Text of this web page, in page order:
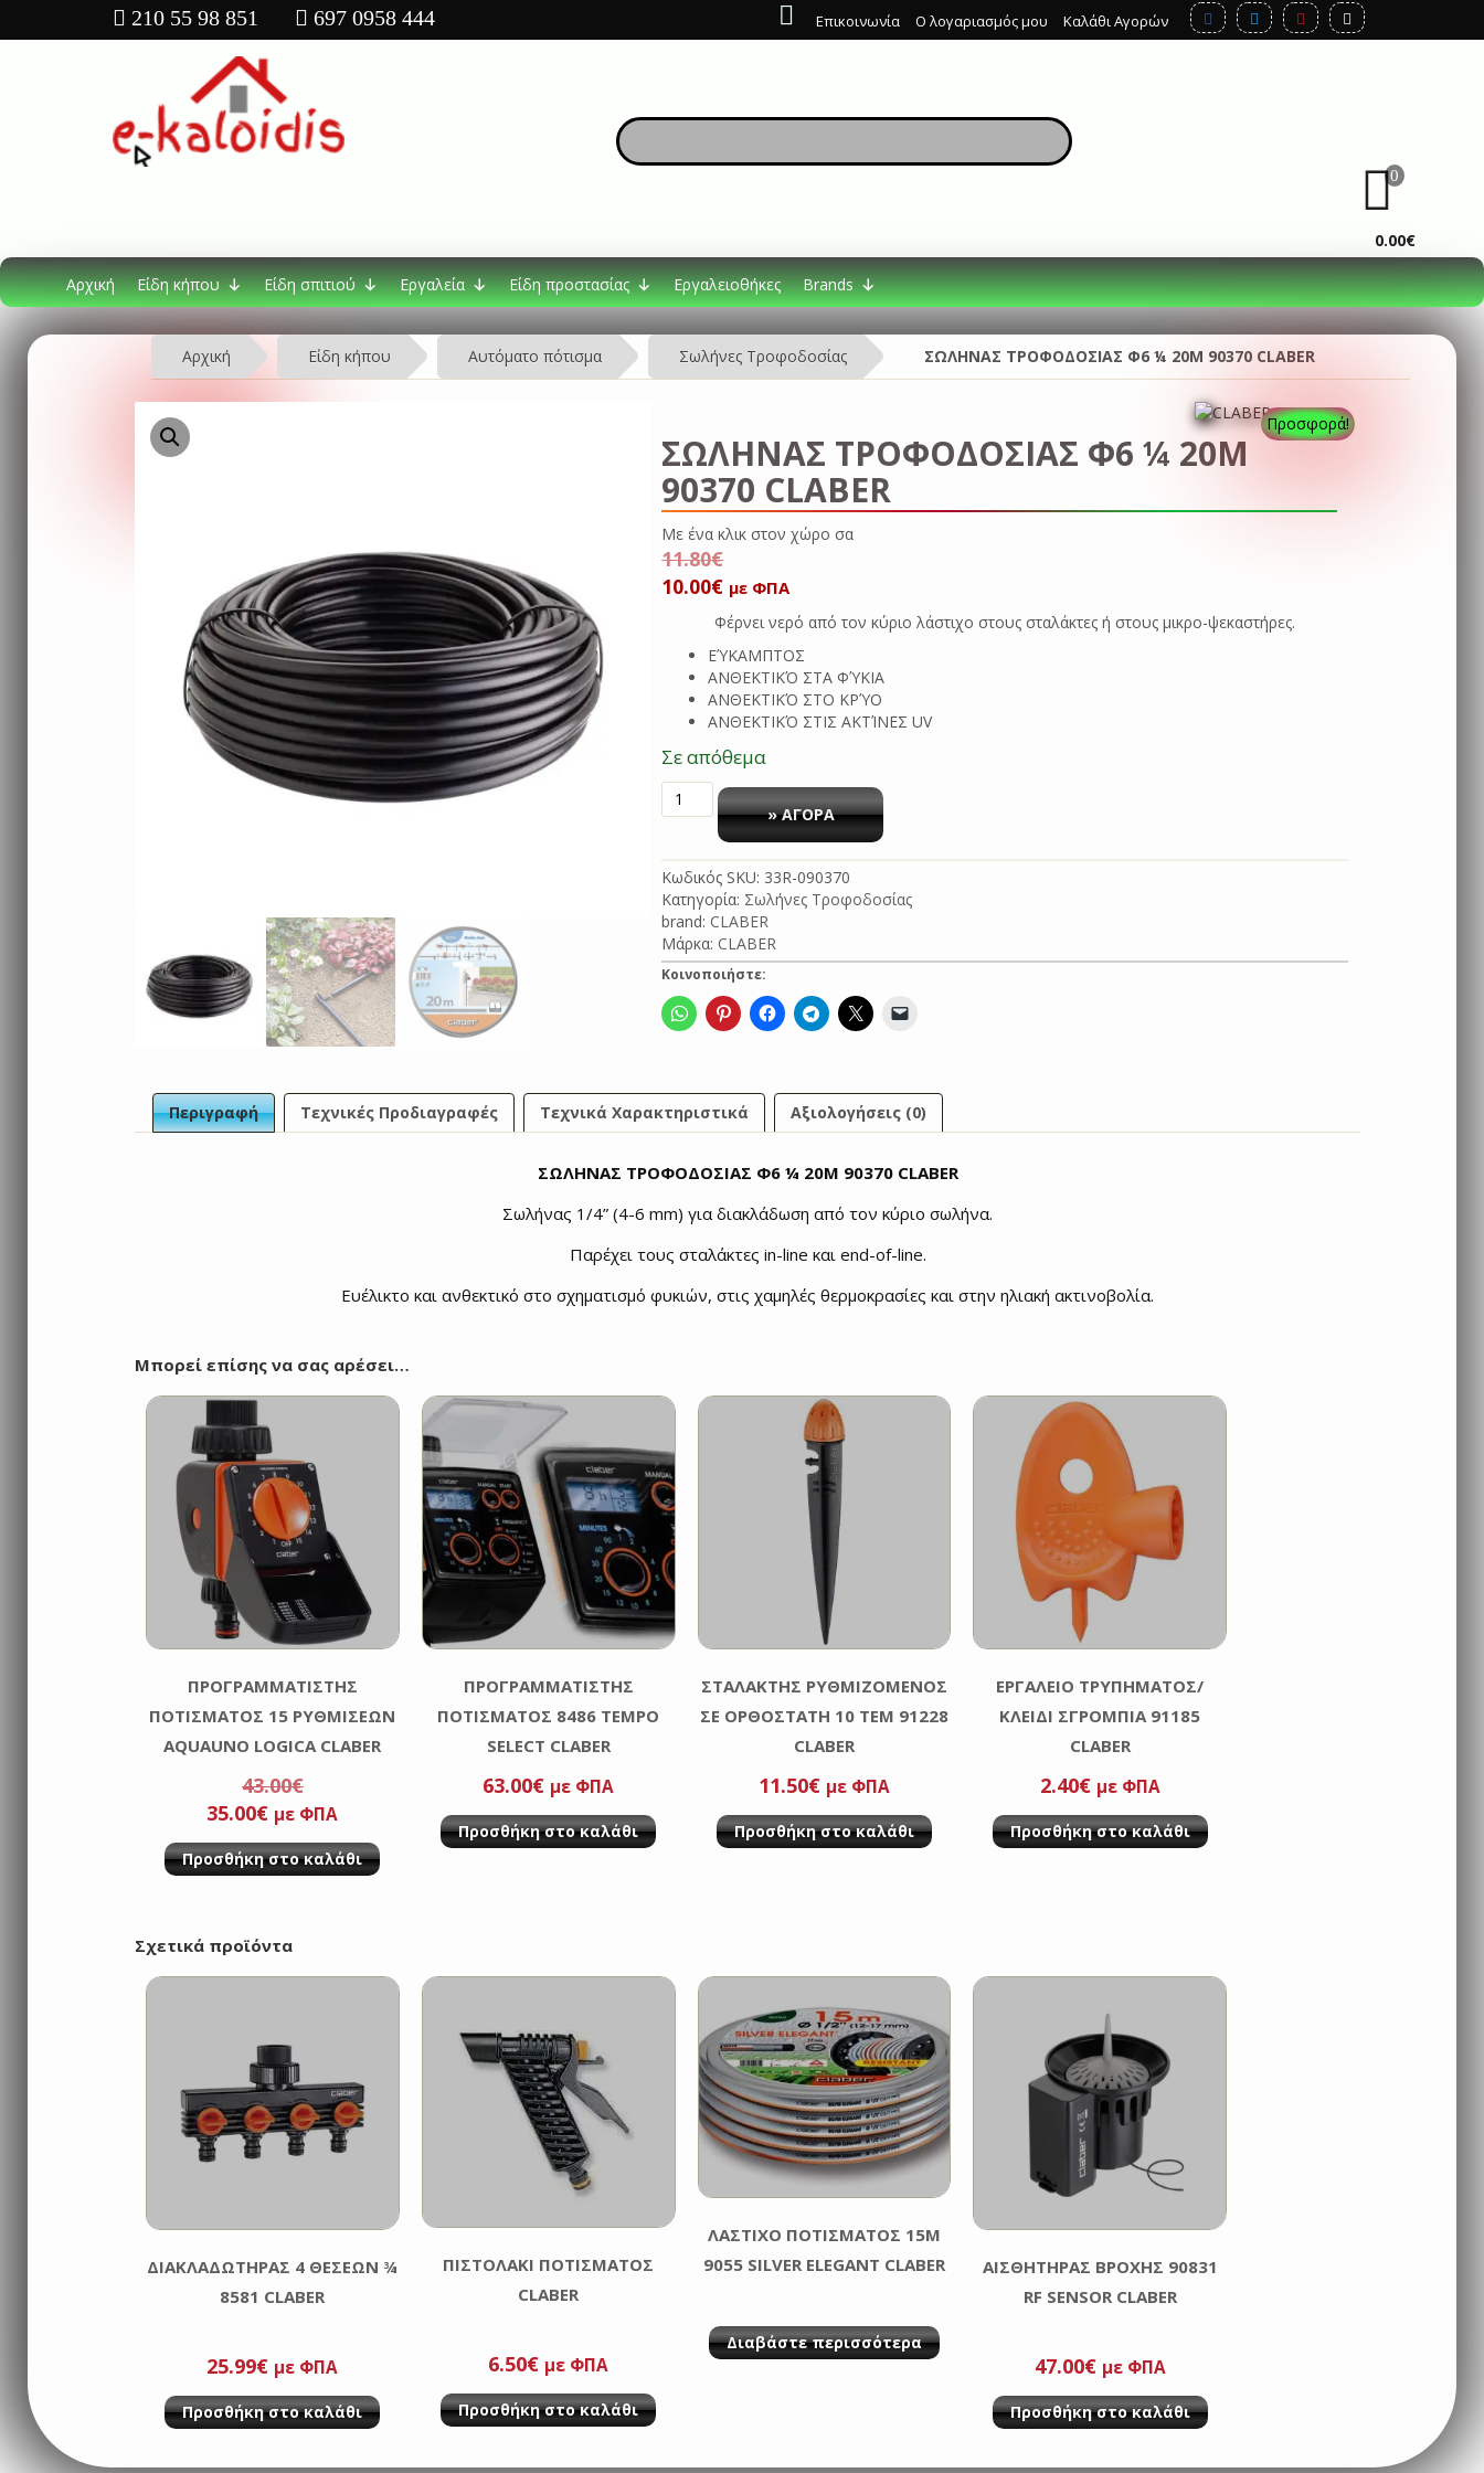
Επικοινωνία Ο λογαριασμός μου Καλάθι Αγορών
210 55 98 851 697 0958 444
0
0.00€
Αρχική Είδη κήπου Είδη σπιτιού Εργαλεία Είδη προστασίας Εργαλειοθήκες Brands
Αρχική Είδη κήπου Αυτόματο πότισμα Σωλήνες Τροφοδοσίας ΣΩΛΗΝΑΣ ΤΡΟΦΟΔΟΣΙΑΣ Φ6 ¼ 20Μ 90370 CLABER
Προσφορά!
ΣΩΛΗΝΑΣ ΤΡΟΦΟΔΟΣΙΑΣ Φ6 ¼ 20Μ
90370 CLABER
Με ένα κλικ στο
11.80€
Original
11.80€.
10.00€Η
τρέχουσα
τιμή
είναι:
10.00€.
με ΦΠΑ
Φέρνει νερό από τον κύριο λάστιχο στους σταλάκτες ή στους μικρο-ψεκαστήρες.
ΕΎΚΑΜΠΤΟΣ
ΑΝΘΕΚΤΙΚΌ ΣΤΑ ΦΎΚΙΑ
ΑΝΘΕΚΤΙΚΌ ΣΤΟ ΚΡΎΟ
ΑΝΘΕΚΤΙΚΌ ΣΤΙΣ ΑΚΤΊΝΕΣ UV
Σε απόθεμα
ΣΩΛΗΝΑΣ
ΤΡΟΦΟΔΟΣΙΑΣ
¼
20Μ
90370
CLABER
ποσότητα
» ΑΓΟΡΑ
Κωδικός SKU: 33R-090370
Κατηγορία: Σωλήνες Τροφοδοσίας
brand: CLABER
Μάρκα: CLABER
Κοινοποιήστε:
Περιγραφή Τεχνικές Προδιαγραφές Τεχνικά Χαρακτηριστικά Αξιολογήσεις (0)
ΣΩΛΗΝΑΣ ΤΡΟΦΟΔΟΣΙΑΣ Φ6 ¼ 20Μ 90370 CLABER
Σωλήνας 1/4” (4-6 mm) για διακλάδωση από τον κύριο σωλήνα.
Παρέχει τους σταλάκτες in-line και end-of-line.
Ευέλικτο και ανθεκτικό στο σχηματισμό φυκιών, στις χαμηλές θερμοκρασίες και στην ηλιακή ακτινοβολία.
Μπορεί επίσης να σας αρέσει…
Προσφορά!
ΠΡΟΓΡΑΜΜΑΤΙΣΤΗΣ
ΠΟΤΙΣΜΑΤΟΣ 15 ΡΥΘΜΙΣΕΩΝ
AQUAUNO LOGICA CLABER
43.00€
Original
price
was:
35.00€Η
τρέχουσα
τιμή
με ΦΠΑ
Προσθήκη στο καλάθι
ΠΡΟΓΡΑΜΜΑΤΙΣΤΗΣ
ΠΟΤΙΣΜΑΤΟΣ 8486 TEMPO
SELECT CLABER
63.00€ με ΦΠΑ
Προσθήκη στο καλάθι
ΣΤΑΛΑΚΤΗΣ ΡΥΘΜΙΖΟΜΕΝΟΣ
ΣΕ ΟΡΘΟΣΤΑΤΗ 10 ΤΕΜ 91228
CLABER
11.50€ με ΦΠΑ
Προσθήκη στο καλάθι
ΕΡΓΑΛΕΙΟ ΤΡΥΠΗΜΑΤΟΣ/
ΚΛΕΙΔΙ ΣΓΡΟΜΠΙΑ 91185
CLABER
2.40€ με ΦΠΑ
Προσθήκη στο καλάθι
Σχετικά προϊόντα
ΔΙΑΚΛΑΔΩΤΗΡΑΣ 4 ΘΕΣΕΩΝ ¾
8581 CLABER
25.99€ με ΦΠΑ
Προσθήκη στο καλάθι
ΠΙΣΤΟΛΑΚΙ ΠΟΤΙΣΜΑΤΟΣ
CLABER
6.50€ με ΦΠΑ
Προσθήκη στο καλάθι
ΛΑΣΤΙΧΟ ΠΟΤΙΣΜΑΤΟΣ 15M
9055 SILVER ELEGANT CLABER
Διαβάστε περισσότερα
ΑΙΣΘΗΤΗΡΑΣ ΒΡΟΧΗΣ 90831
RF SENSOR CLABER
47.00€ με ΦΠΑ
Προσθήκη στο καλάθι